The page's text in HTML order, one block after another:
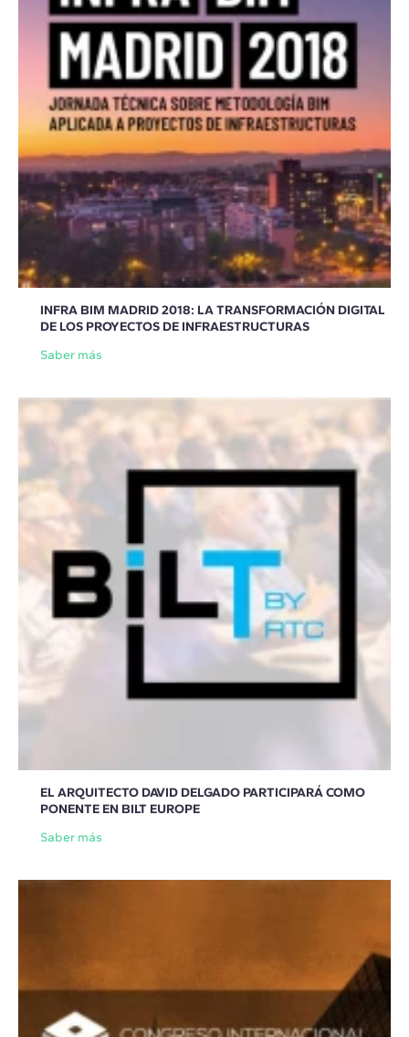
INFRA BIM MADRID 2018: LA TRANSFORMACIÓN DIGITAL
DE LOS PROYECTOS DE INFRAESTRUCTURAS
Saber más
EL ARQUITECTO DAVID DELGADO PARTICIPARÁ COMO
PONENTE EN BILT EUROPE
Saber más